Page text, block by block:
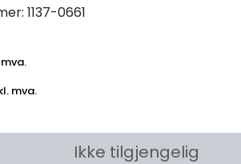
1137-0661
mva.
Ikke tilgjengelig